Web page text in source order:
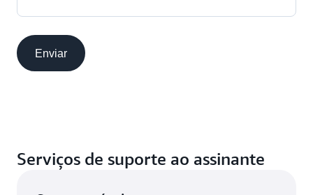
Enviar
Serviços de suporte ao assinante